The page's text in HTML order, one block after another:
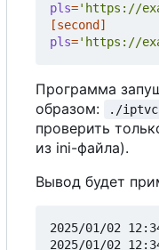
pls='https://
[second]
pls='https://
Программа
образом:
./
проверить
из ini-файла).
Вывод будет
2025/01/02
2025/01/02